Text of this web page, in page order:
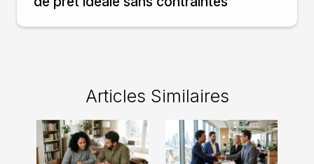
Articles Similaires